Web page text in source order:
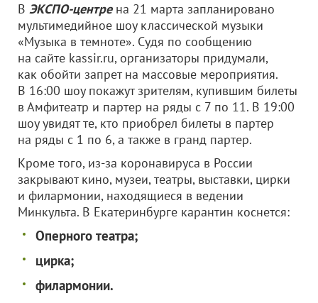
В ЭКСПО-центрена 21 марта запланировано
мультимедийное шоу классической музыки
«Музыка в темноте». Судя по сообщению
на сайте kassir.ru, организаторы придумали,
как обойти запрет на массовые мероприятия.
В 16:00 шоу покажут зрителям, купившим билеты
в Амфитеатр и партер на ряды с 7 по 11. В 19:00
шоу увидят те, кто приобрел билеты в партер
на ряды с 1 по 6, а также в гранд партер.
Кроме того, из-за коронавируса в России
закрывают кино, музеи, театры, выставки, цирки
и филармонии, находящиеся в ведении
Минкульта. В Екатеринбурге карантин коснется:
Оперного театра;
цирка;
филармонии.